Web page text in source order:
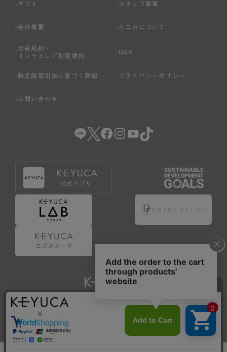
ギフト スタッフ募集
会社概要 ケユカについて
会員規約・
オンラインご利用規約
Q&A
特定商取引法に基づく表記 プライバシーポリシー
お問い合わせ
Copyright © KAWAJUN Co., Ltd. All Rights Reserved.